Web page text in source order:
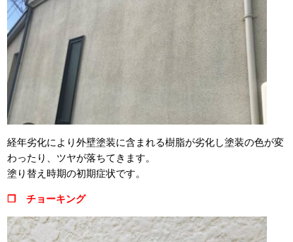
経年劣化により外壁塗装に含まれる樹脂が劣化し塗装の色が変
わったり、ツヤが落ちてきます。
塗り替え時期の初期症状です。
❒ チョーキング